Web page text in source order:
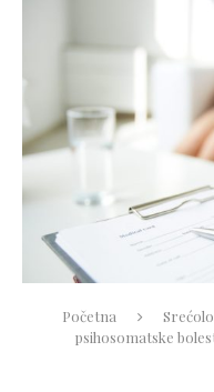
Početna
psihosomatske